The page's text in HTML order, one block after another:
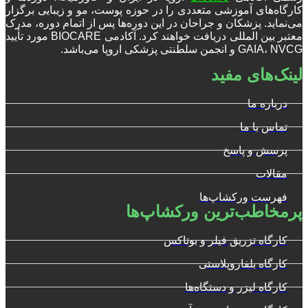
کارگاه‌های آموزشی متعددی را در حوزه پوست، مو و زیبایی برگزار
می‌نماید. پزشکان و جراحان در این دوره‌ها پس از اتمام دوره، مدرک
معتبر بین المللی دریافت خواهند کرد. آکادمی BIOCARE مورد تأیید
GAIA، NVCG و انجمن سلطنتی پزشکی اروپا می‌باشد.
لینک‌های مفید
درباره ما
تماس با ما
پرسش و پاسخ
مقالات
فهرست ورکشاپ‌ها
پرمخاطب‌ترین ورکشاپ‌ها
کارگاه تزریق فیلر و بوتاکس
کارگاه بلفاروپلاستی
کارگاه لیزر و دستگاه‌ها